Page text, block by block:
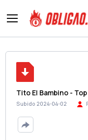
Tito El Bambino -
Subido 2024-04-02